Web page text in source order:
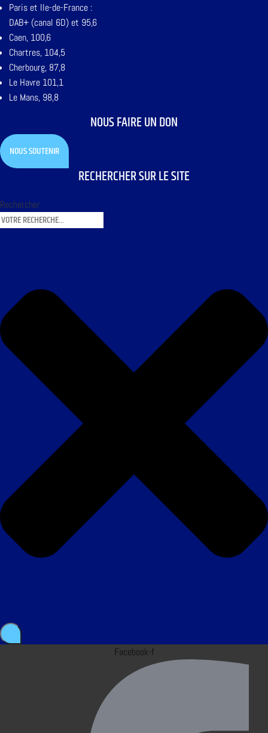
Paris et Ile-de-France :
DAB+ (canal 6D) et 95,6
Caen, 100,6
Chartres, 104,5
Cherbourg, 87,8
Le Havre 101,1
Le Mans, 98,8
NOUS FAIRE UN DON
NOUS SOUTENIR
RECHERCHER SUR LE SITE
Rechercher
Facebook-f